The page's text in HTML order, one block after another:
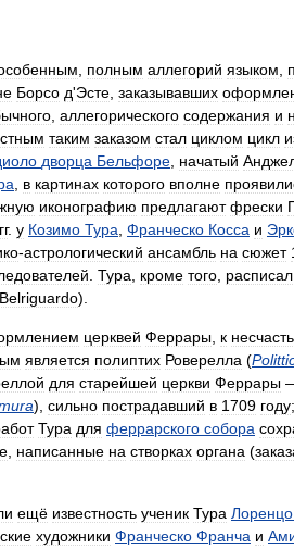
полным аллегорий языком
Борсо д'Эсте заказывавших
аллегорического содержания и
таким заказом стал циклом цикл
дворца Бельфоре начатый
в картинах которого вполне
иконографию предлагают фрески
гг. у Козимо Тура Франческо Косса и
-астрологический ансамбль на сюжет
Тура кроме того расписал
Belriguardo).
церквей Феррары к
является полиптих Роверелла (
для старейшей церкви Феррары
), сильно пострадавший в 1709 году;
Тура для феррарского собора
написанные на створках органа (
ещё известность ученик Тура Лоренцо
художники Франческо Франча и